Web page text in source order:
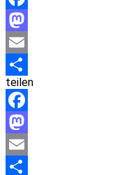
Facebook
Mastodon
Email
Teilen
teilen
Facebook
Mastodon
Email